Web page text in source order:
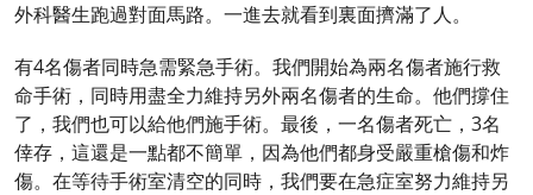
外科醫生跑過對面馬路。一進去就看到裏面擠滿了人。
有4名傷者同時急需緊急手術。我們開始為兩名傷者施行救
命手術，同時用盡全力維持另外兩名傷者的生命。他們撐住
了，我們也可以給他們施手術。最後，一名傷者死亡，3名
倖存，這還是一點都不簡單，因為他們都身受嚴重槍傷和炸
傷。在等待手術室清空的同時，我們要在急症室努力維持另